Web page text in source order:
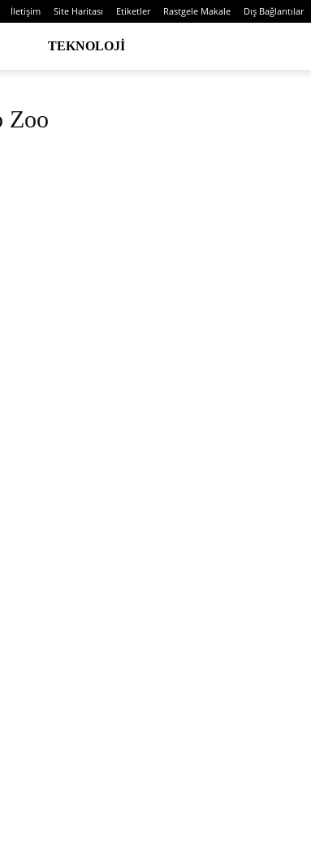
İletişim Site Haritası Etiketler Rastgele Makale Dış Bağlantılar
TEKNOLOJI
Zoo